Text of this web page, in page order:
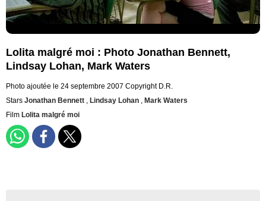
Lolita malgré moi : Photo Jonathan Bennett,
Lindsay Lohan, Mark Waters
Photo ajoutée le 24 septembre 2007 Copyright D.R.
Stars Jonathan Bennett , Lindsay Lohan , Mark Waters
Film Lolita malgré moi